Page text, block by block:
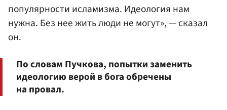
популярности исламизма. Идеология нам
нужна. Без нее жить люди не могут», — сказал
он.
По словам Пучкова, попытки заменить
идеологию верой в бога обречены
на провал.